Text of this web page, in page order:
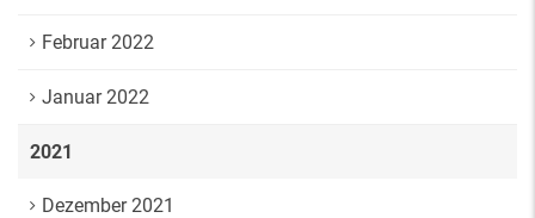
Februar 2022
Januar 2022
2021
Dezember 2021